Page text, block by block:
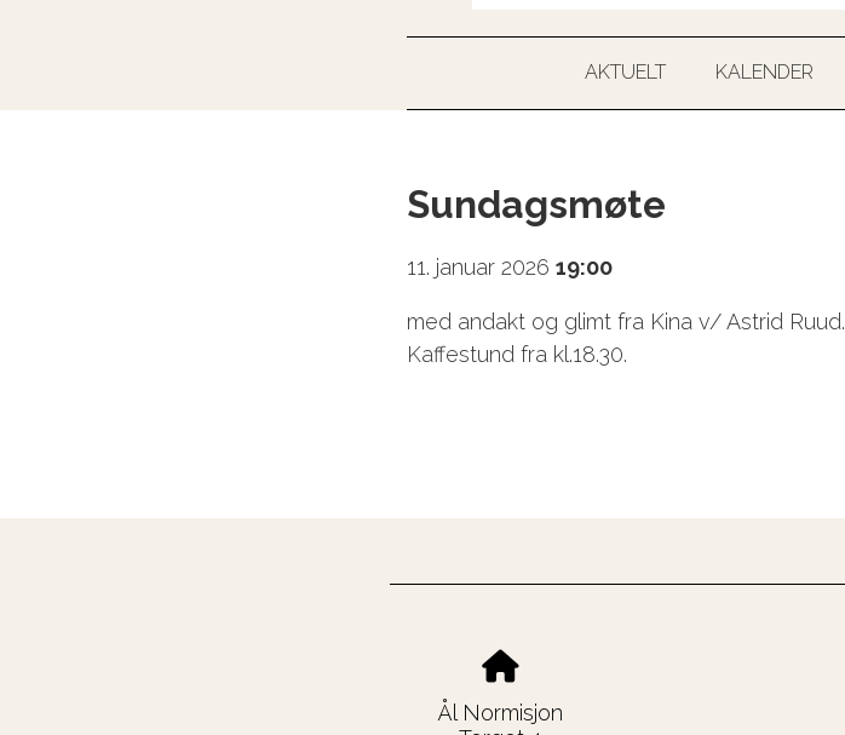
AKTUELT KALENDER
Sundagsmøte
11. januar 2026 19:00
med andakt og glimt fra Kina v/ Astrid Ruud.
Kaffestund fra kl.18.30.
Ål Normisjon